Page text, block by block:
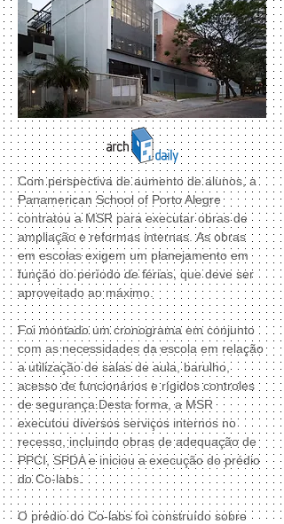
Com perspectiva de aumento de alunos, a
Panamerican School of Porto Alegre
contratou a MSR para executar obras de
ampliação e reformas internas. As obras
em escolas exigem um planejamento em
função do período de férias, que deve ser
aproveitado ao máximo.
Foi montado um cronograma em conjunto
com as necessidades da escola em relação
a utilização de salas de aula, barulho,
acesso de funcionários e rígidos controles
de segurança.Desta forma, a MSR
executou diversos serviços internos no
recesso, incluindo obras de adequação de
PPCI, SPDA e iniciou a execução do prédio
do Co-labs.
O prédio do Co-labs foi construído sobre